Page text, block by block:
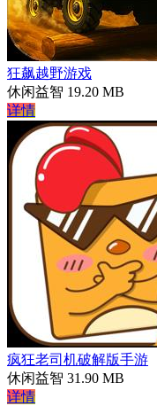
狂飙越野游戏
休闲益智 19.20 MB
详情
疯狂老司机破解版手游
休闲益智 31.90 MB
详情